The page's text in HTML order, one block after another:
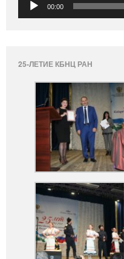
00:00
25-ЛЕТИЕ КБНЦ РАН